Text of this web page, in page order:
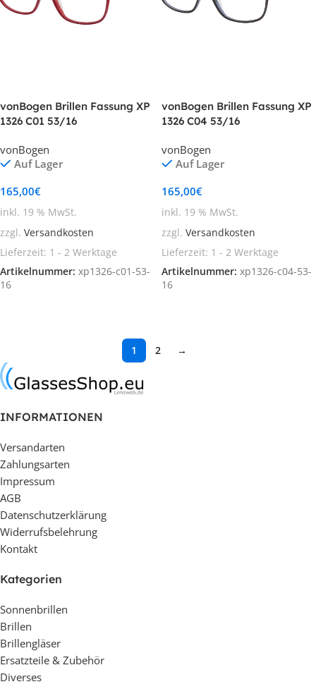
vonBogen Brillen Fassung XP
1326 C01 53/16
vonBogen
Auf Lager
165,00€
inkl. 19 % MwSt.
zzgl. Versandkosten
Lieferzeit: 1 - 2 Werktage
Artikelnummer: xp1326-c01-53-
16
vonBogen Brillen Fassung XP
1326 C04 53/16
vonBogen
Auf Lager
165,00€
inkl. 19 % MwSt.
zzgl. Versandkosten
Lieferzeit: 1 - 2 Werktage
Artikelnummer: xp1326-c04-53-
16
1 2 →
INFORMATIONEN
Versandarten
Zahlungsarten
Impressum
AGB
Datenschutzerklärung
Widerrufsbelehrung
Kontakt
Kategorien
Sonnenbrillen
Brillen
Brillengläser
Ersatzteile & Zubehör
Diverses